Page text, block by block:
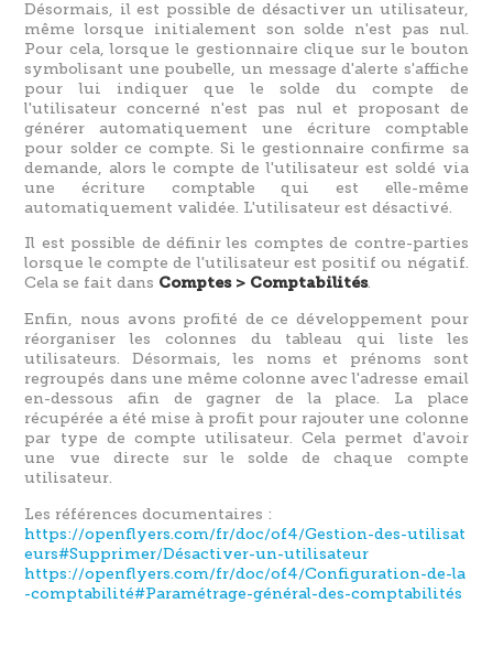
Désormais, il est possible de désactiver un utilisateur,
même lorsque initialement son solde n'est pas nul.
Pour cela, lorsque le gestionnaire clique sur le bouton
symbolisant une poubelle, un message d'alerte s'affiche
pour lui indiquer que le solde du compte de
l'utilisateur concerné n'est pas nul et proposant de
générer automatiquement une écriture comptable
pour solder ce compte. Si le gestionnaire confirme sa
demande, alors le compte de l'utilisateur est soldé via
une écriture comptable qui est elle-même
automatiquement validée. L'utilisateur est désactivé.
Il est possible de définir les comptes de contre-parties
lorsque le compte de l'utilisateur est positif ou négatif.
Cela se fait dans Comptes > Comptabilités.
Enfin, nous avons profité de ce développement pour
réorganiser les colonnes du tableau qui liste les
utilisateurs. Désormais, les noms et prénoms sont
regroupés dans une même colonne avec l'adresse email
en-dessous afin de gagner de la place. La place
récupérée a été mise à profit pour rajouter une colonne
par type de compte utilisateur. Cela permet d'avoir
une vue directe sur le solde de chaque compte
utilisateur.
Les références documentaires :
https://openflyers.com/fr/doc/of4/Gestion-des-utilisat
eurs#Supprimer/Désactiver-un-utilisateur
https://openflyers.com/fr/doc/of4/Configuration-de-la
-comptabilité#Paramétrage-général-des-comptabilités